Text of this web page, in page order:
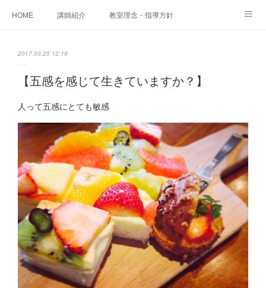
HOME 講師紹介 教室理念・指導方針
ご相談・体験レッスンお申し込み
アクセス
2017.03.25 12:19
【五感を感じて生きていますか？】
人って五感にとても敏感